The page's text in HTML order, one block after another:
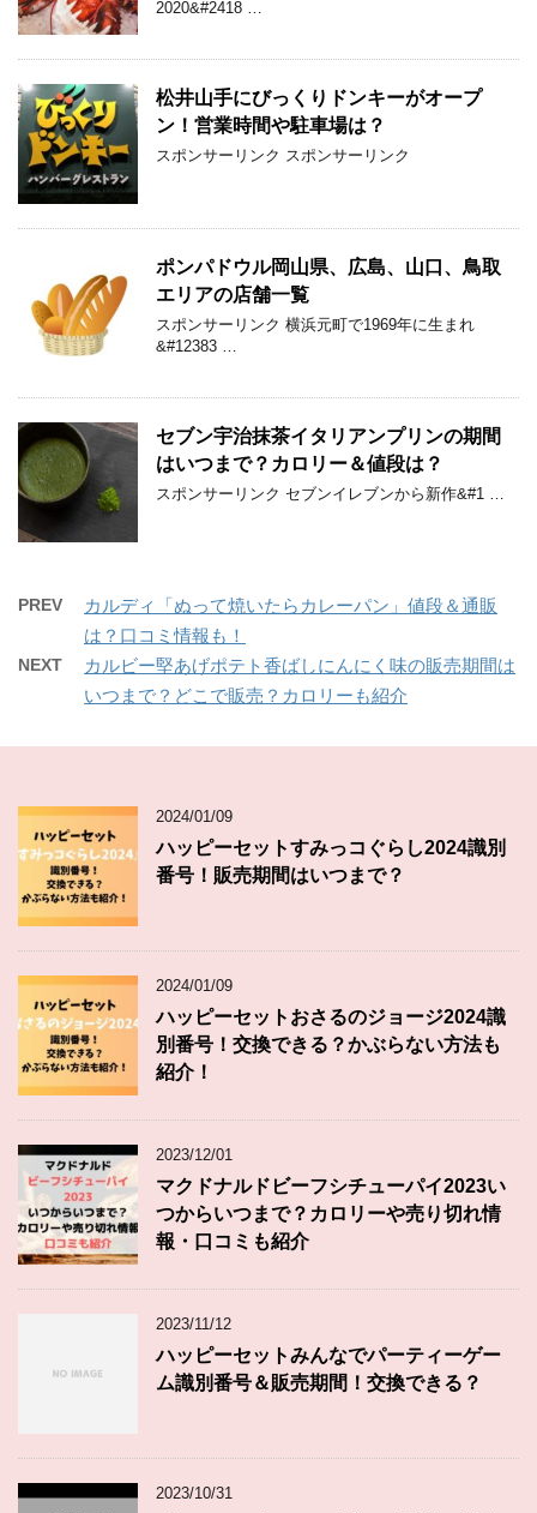
2020&#2418 …
松井山手にびっくりドンキーがオープ
ン！営業時間や駐車場は？
スポンサーリンク スポンサーリンク
ポンパドウル岡山県、広島、山口、鳥取
エリアの店舗一覧
スポンサーリンク 横浜元町で1969年に生まれ
&#12383 …
セブン宇治抹茶イタリアンプリンの期間
はいつまで？カロリー＆値段は？
スポンサーリンク セブンイレブンから新作&#1 …
PREV
カルディ「ぬって焼いたらカレーパン」値段＆通販
は？口コミ情報も！
NEXT
カルビー堅あげポテト香ばしにんにく味の販売期間は
いつまで？どこで販売？カロリーも紹介
2024/01/09
ハッピーセットすみっコぐらし2024識別
番号！販売期間はいつまで？
2024/01/09
ハッピーセットおさるのジョージ2024識
別番号！交換できる？かぶらない方法も
紹介！
2023/12/01
マクドナルドビーフシチューパイ2023い
つからいつまで？カロリーや売り切れ情
報・口コミも紹介
2023/11/12
ハッピーセットみんなでパーティーゲー
ム識別番号＆販売期間！交換できる？
2023/10/31